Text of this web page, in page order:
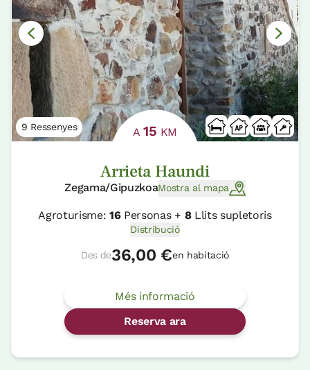
9 Ressenyes A15 KM
Arrieta Haundi
Zegama/GipuzkoaMostra al mapa
Agroturisme:16Personas + 8Llits supletoris
Distribució
Des de36,00 €en habitació
Més informació
Reserva ara